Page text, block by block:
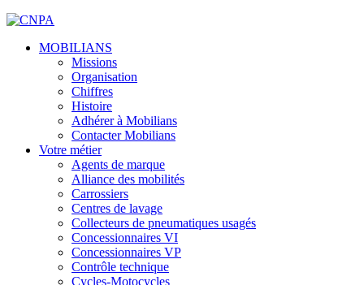
MOBILIANS
Missions
Organisation
Chiffres
Histoire
Adhérer à Mobilians
Contacter Mobilians
Votre métier
Agents de marque
Alliance des mobilités
Carrossiers
Centres de lavage
Collecteurs de pneumatiques usagés
Concessionnaires VI
Concessionnaires VP
Contrôle technique
Cycles-Motocycles